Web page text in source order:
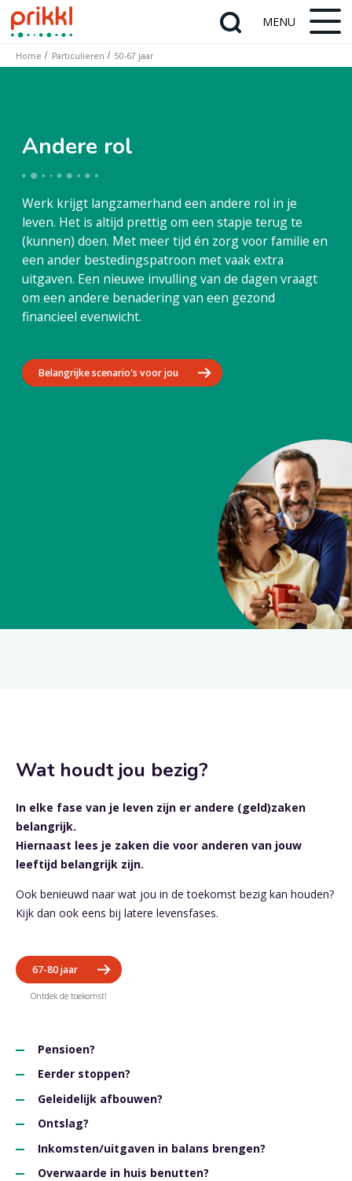
Home Particulieren 50-67 jaar
Andere rol
Werk krijgt langzamerhand een andere rol in je
leven. Het is altijd prettig om een stapje terug te
(kunnen) doen. Met meer tijd én zorg voor familie en
een ander bestedingspatroon met vaak extra
uitgaven. Een nieuwe invulling van de dagen vraagt
om een andere benadering van een gezond
financieel evenwicht.
Belangrijke scenario's voor jou
Wat houdt jou bezig?
In elke fase van je leven zijn er andere (geld)zaken
belangrijk.
Hiernaast lees je zaken die voor anderen van jouw
leeftijd belangrijk zijn.
Ook benieuwd naar wat jou in de toekomst bezig kan houden?
Kijk dan ook eens bij latere levensfases.
67-80 jaar
Pensioen?
Eerder stoppen?
Geleidelijk afbouwen?
Ontslag?
Inkomsten/uitgaven in balans brengen?
Overwaarde in huis benutten?